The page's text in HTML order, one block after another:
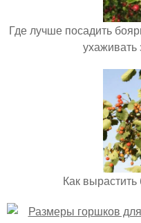
Где лучше посадить
Как